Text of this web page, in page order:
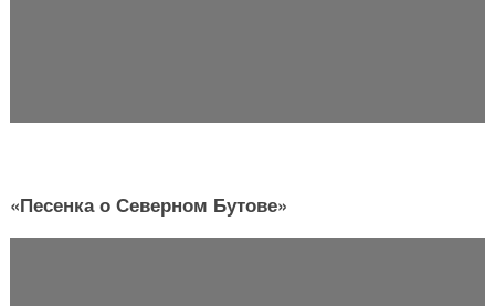
«Песенка о Северном Бутове»